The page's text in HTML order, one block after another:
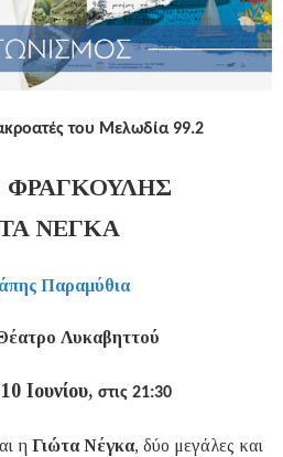
του Μελωδία 99.2
ΦΡΑΓΚΟΥΛΗΣ
ΝΕΓΚΑ
Παραμύθια
Λυκαβηττού
Ιουνίου, στις 21:30
η Γιώτα Νέγκα, δύο μεγάλες και